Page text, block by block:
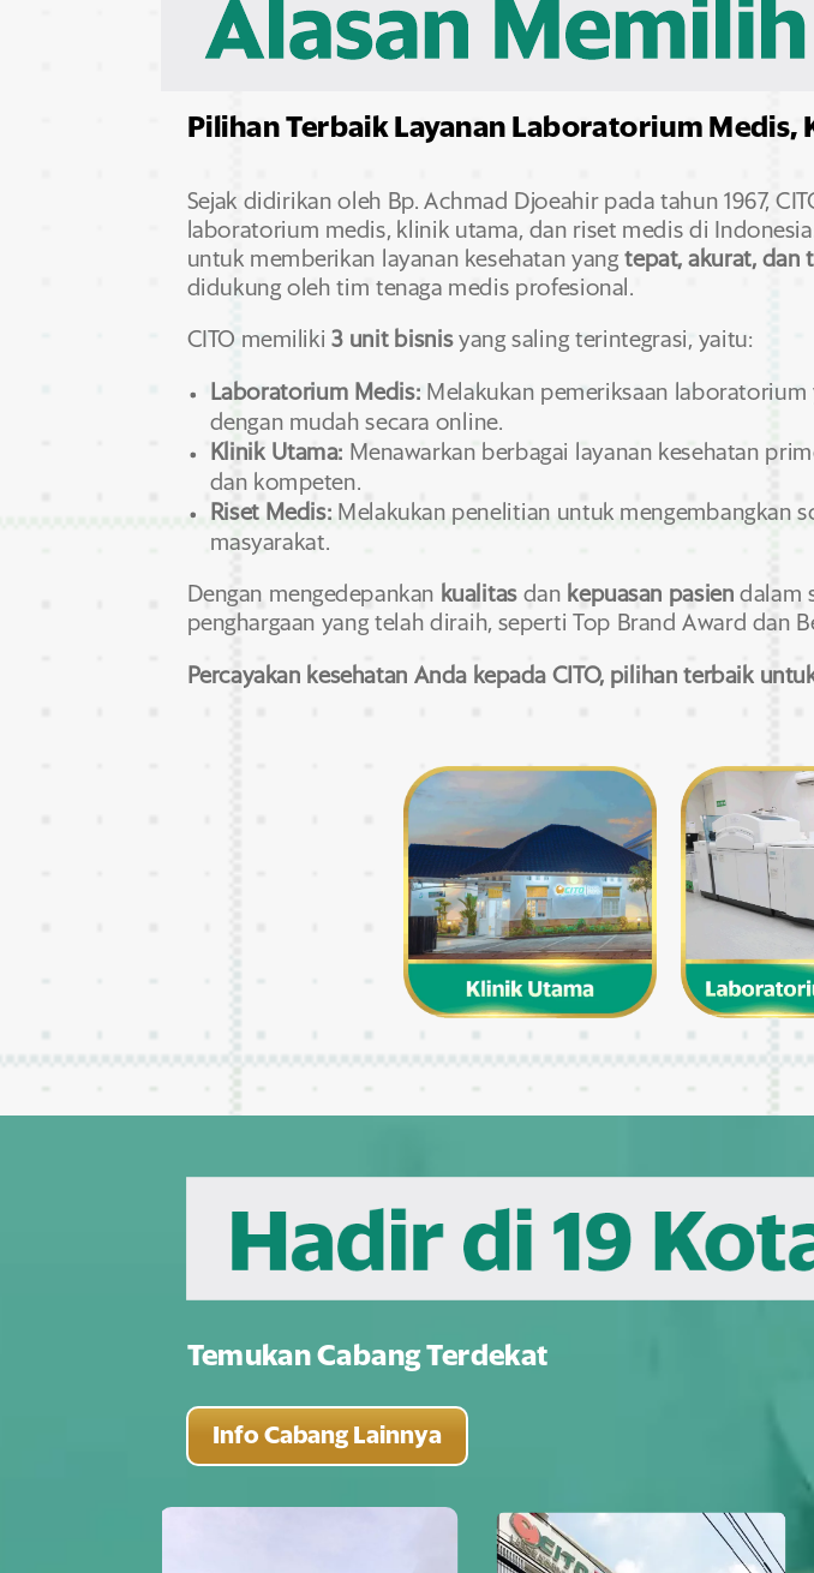
Pilihan Terbaik Layanan Laboratorium Medis,
Sejak didirikan oleh Bp. Achmad Djoeahir pada tahun 1967,
laboratorium medis, klinik utama, dan riset medis di
untuk memberikan layanan kesehatan yangtepat, akurat, dan
didukung oleh tim tenaga medis profesional.
CITO memiliki3 unit bisnisyang saling terintegrasi, yaitu:
Laboratorium Medis: Melakukan pemeriksaan
dengan mudah secara online.
Klinik Utama: Menawarkan berbagai layanan kesehatan
dan kompeten.
Riset Medis: Melakukan penelitian untuk mengembangkan
masyarakat.
Dengan mengedepankan kualitas dan kepuasan pasien dalam
penghargaan yang telah diraih, seperti Top Brand Award dan
Percayakan kesehatan Anda kepada CITO, pilihan terbaik
Temukan Cabang Terdekat
Info Cabang Lainnya